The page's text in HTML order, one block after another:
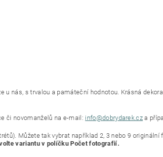
u nás, s trvalou a památeční hodnotou. Krásná
či novomanželů na e-mail: info@dobrydarek.cz a
Můžete tak vybrat například 2, 3 nebo 9 originální
variantu v políčku Počet fotografií.